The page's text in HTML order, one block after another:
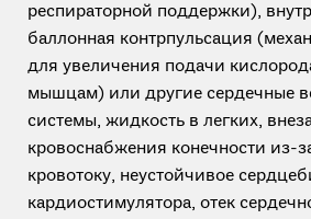
респираторной поддержки),
баллонная контрпульсация
для увеличения подачи
мышцам) или другие сердечные
системы, жидкость в легких,
кровоснабжения конечности из-
кровотоку, неустойчивое
кардиостимулятора, отек